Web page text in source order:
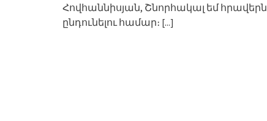
Հովհաննիսյան, Շնորհակալ եմ հրավերն
ընդունելու համար։ [...]